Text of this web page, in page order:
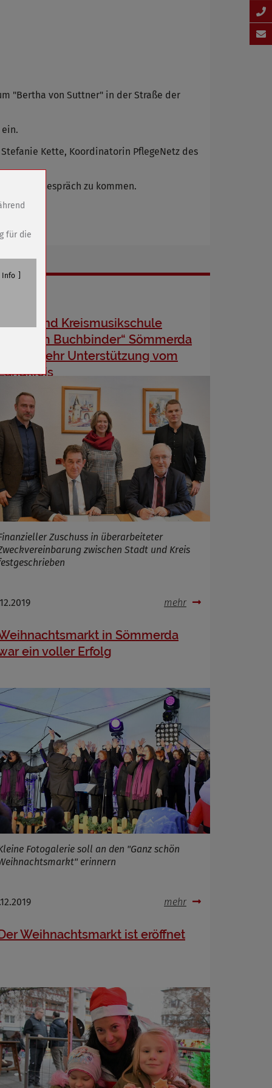
"Bertha von Suttner" in der Straße der
Kette, Koordinatorin PflegeNetz des
ins Gespräch zu kommen.
Stadt- und Kreismusikschule
„Wilhelm Buchbinder“ Sömmerda
erhält mehr Unterstützung vom
Zuschuss in überarbeiteter
zwischen Stadt und Kreis
mehr
in Sömmerda
ein voller Erfolg
Fotogalerie soll an den "Ganz schön
erinnern
mehr
Weihnachtsmarkt ist eröffnet
für die
Info